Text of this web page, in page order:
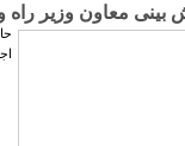
بینی معاون وزیر